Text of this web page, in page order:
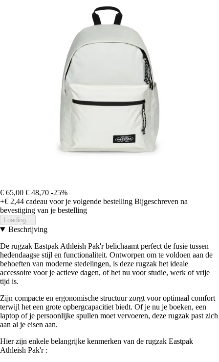
€ 65,00 € 48,70 -25%
+€ 2,44 cadeau voor je volgende bestelling Bijgeschreven na
bevestiging van je bestelling
Loading...
Beschrijving
De rugzak Eastpak Athleish Pak'r belichaamt perfect de fusie tussen
hedendaagse stijl en functionaliteit. Ontworpen om te voldoen aan de
behoeften van moderne stedelingen, is deze rugzak het ideale
accessoire voor je actieve dagen, of het nu voor studie, werk of vrije
tijd is.
Zijn compacte en ergonomische structuur zorgt voor optimaal comfort
terwijl het een grote opbergcapacitiet biedt. Of je nu je boeken, een
laptop of je persoonlijke spullen moet vervoeren, deze rugzak past zich
aan al je eisen aan.
Hier zijn enkele belangrijke kenmerken van de rugzak Eastpak
Athleish Pak'r :